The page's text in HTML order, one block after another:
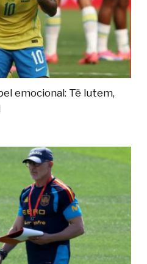
emocional: Të lutem,